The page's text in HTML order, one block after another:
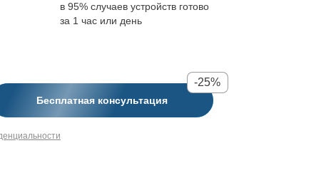
в 95% случаев устройств готово
за 1 час или день
Бесплатная консультация
-25%